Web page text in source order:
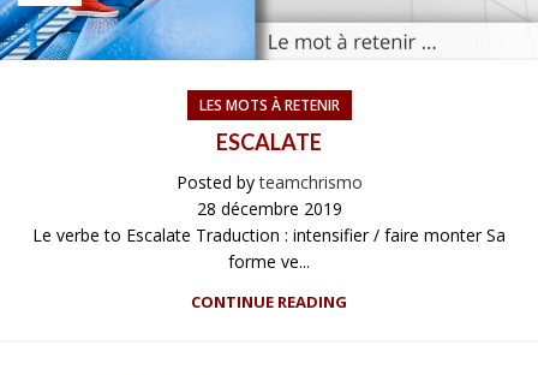
LES MOTS À RETENIR
ESCALATE
Posted by teamchrismo
28 décembre 2019
Le verbe to Escalate Traduction : intensifier / faire monter Sa
forme ve...
CONTINUE READING